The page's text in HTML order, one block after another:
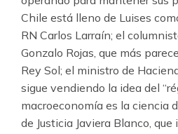
Chile está lleno de Luises
RN Carlos Larraín; el
Gonzalo Rojas, que más
Rey Sol; el ministro de
sigue vendiendo la idea del
macroeconomía es la ciencia
de Justicia Javiera Blanco,